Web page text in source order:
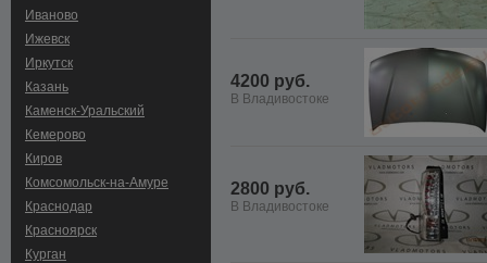
Иваново
Ижевск
Иркутск
Казань
Каменск-Уральский
Кемерово
Киров
Комсомольск-на-Амуре
Краснодар
Красноярск
Курган
4200 руб.
В Владивостоке
2800 руб.
В Владивостоке